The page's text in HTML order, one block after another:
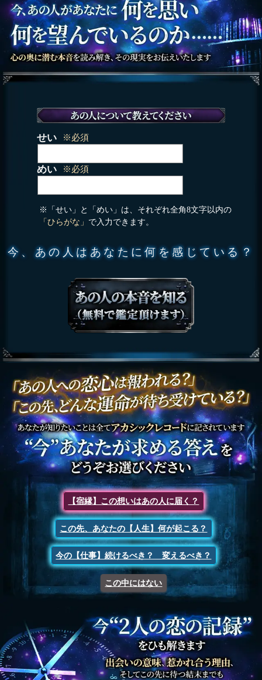
せい ※必須
めい ※必須
※「せい」と「めい」は、それぞれ全角8文字以内の
「ひらがな」 で入力できます。
今、あの人はあなたに何を感じている？
【宿縁】この想いはあの人に届く？
この先、あなたの【人生】何が起こる？
今の【仕事】続けるべき？ 変えるべき？
この中にはない